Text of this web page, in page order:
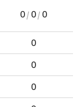
0/0/0
0
0
0